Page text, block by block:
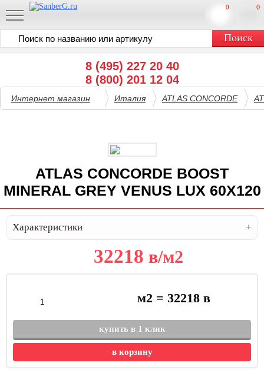
8 (495) 227 20 40
8 (800) 201 12 04
0
0
Интернет магазин Италия ATLAS CONCORDE
ATLAS CONCORDE BOOST
MINERAL GREY VENUS LUX 60X120
Характеристики
32218 в/м2
м2 = 32218в
купить в 1 клик
в корзину